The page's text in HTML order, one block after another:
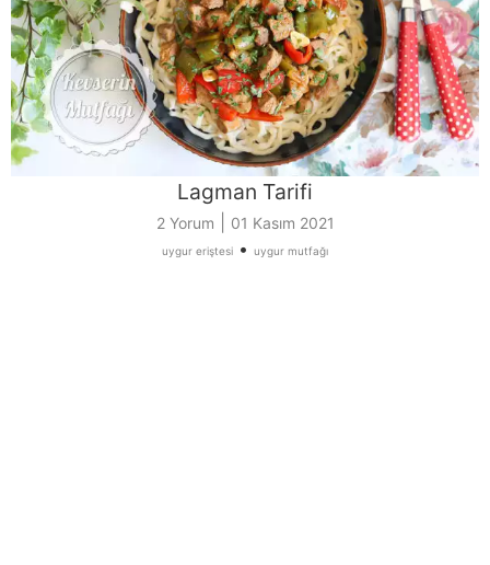
Lagman Tarifi
2 Yorum 01 Kasım 2021
uygur eriştesi • uygur mutfağı